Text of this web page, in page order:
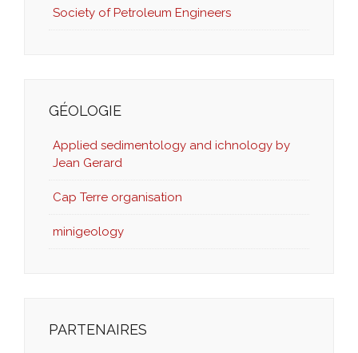
Society of Petroleum Engineers
GÉOLOGIE
Applied sedimentology and ichnology by
Jean Gerard
Cap Terre organisation
minigeology
PARTENAIRES